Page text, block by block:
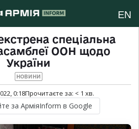
EN
спеціальна
ООН щодо
України
НОВИНИ
0:18Прочитаєте за: < 1 хв.
за АрміяInform в Google